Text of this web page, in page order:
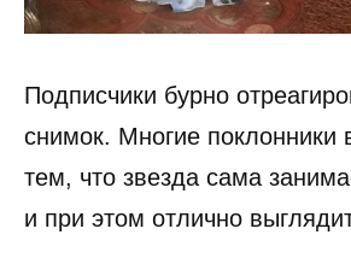
Подписчики бурно
снимок. Многие поклонники
тем, что звезда сама
и при этом отлично